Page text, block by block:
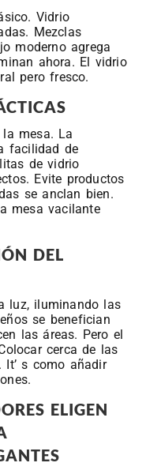
Vidrio
Mezclas
moderno agrega
ahora. El vidrio
pero fresco.
mesa. La
facilidad de
de vidrio
Evite productos
se anclan bien.
mesa vacilante
DEL
luz, iluminando las
se benefician
las áreas. Pero el
cerca de las
s como añadir
ELIGEN